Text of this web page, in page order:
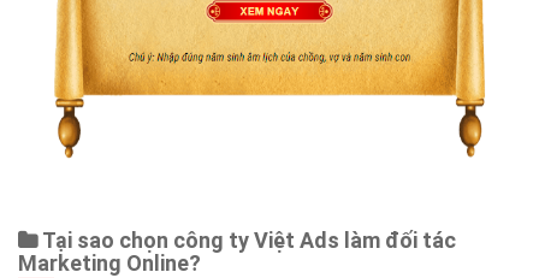
Tại sao chọn công ty Việt Ads làm đối tác
Marketing Online?